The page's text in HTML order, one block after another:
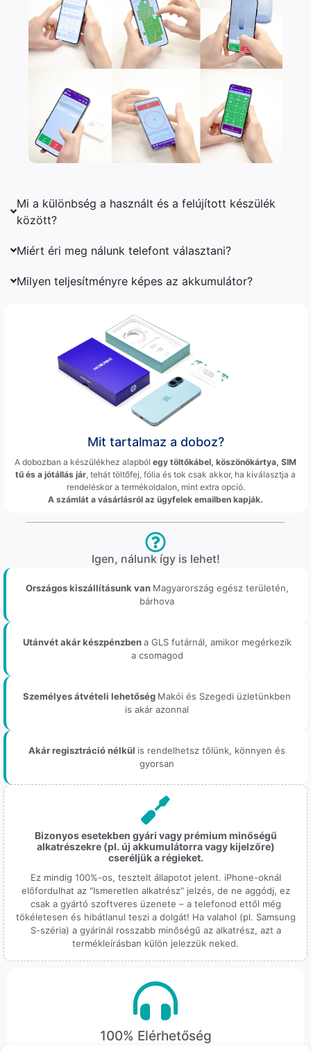
Mi a különbség a használt és a felújított készülék
között?
Miért éri meg nálunk telefont választani?
Milyen teljesítményre képes az akkumulátor?
Mit tartalmaz a doboz?
A dobozban a készülékhez alapból egy töltőkábel, köszönőkártya, SIM
tű és a jótállás jár , tehát töltőfej, fólia és tok csak akkor, ha kiválasztja a
rendeléskor a termékoldalon, mint extra opció.
A számlát a vásárlásról az ügyfelek emailben kapják.
Igen, nálunk így is lehet!
Országos kiszállításunk van Magyarország egész területén,
bárhova
Utánvét akár készpénzbena GLS futárnál, amikor megérkezik
a csomagod
Személyes átvételi lehetőség Makói és Szegedi üzletünkben
is akár azonnal
Akár regisztráció nélkül is rendelhetsz tőlünk, könnyen és
gyorsan
Bizonyos esetekben gyári vagy prémium minőségű
alkatrészekre (pl. új akkumulátorra vagy kijelzőre)
cseréljük a régieket.
Ez mindig 100%-os, tesztelt állapotot jelent. iPhone-oknál
előfordulhat az "Ismeretlen alkatrész" jelzés, de ne aggódj, ez
csak a gyártó szoftveres üzenete – a telefonod ettől még
tökéletesen és hibátlanul teszi a dolgát! Ha valahol (pl. Samsung
S-széria) a gyárinál rosszabb minőségű az alkatrész, azt a
termékleírásban külön jelezzük neked.
100% Elérhetőség